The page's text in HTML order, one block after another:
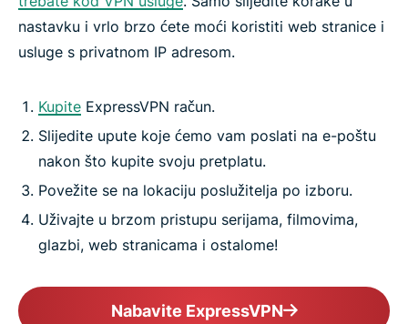
nastavku i vrlo brzo ćete moći koristiti web stranice i
usluge s privatnom IP adresom.
Kupite ExpressVPN račun.
Slijedite upute koje ćemo vam poslati na e-poštu
nakon što kupite svoju pretplatu.
Povežite se na lokaciju poslužitelja po izboru.
Uživajte u brzom pristupu serijama, filmovima,
glazbi, web stranicama i ostalome!
Nabavite ExpressVPN